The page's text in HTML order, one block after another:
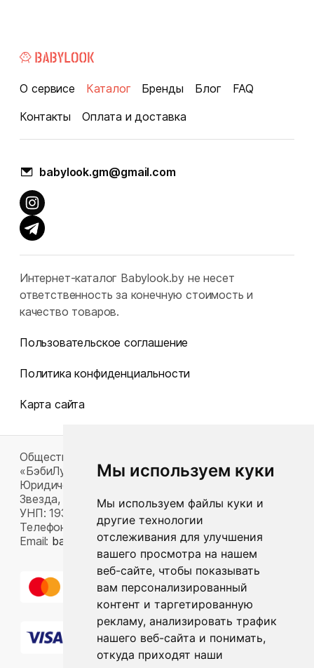
Мы используем куки
Мы используем файлы куки и
другие технологии
отслеживания для улучшения
вашего просмотра на нашем
веб-сайте, чтобы показывать
вам персонализированный
контент и таргетированную
рекламу, анализировать трафик
нашего веб-сайта и понимать,
откуда приходят наши
О сервисе Каталог Бренды Блог
FAQ
Контакты
Оплата и доставка
babylook.gm@gmail.com
Интернет-каталог Babylook.by не несет
ответственность за конечную стоимость и
качество товаров.
Пользовательское соглашение
Политика конфиденциальности
Карта сайта
Общество с ограниченной ответственностью
«БэбиЛук»
Юридический адрес: 220117, г. Минск, пр-т Газеты
Звезда, д. 16, пом. 52
УНП: 193815124
Телефон:
+375 33 392 66 63
Email: babylook.gm@gmail.com .